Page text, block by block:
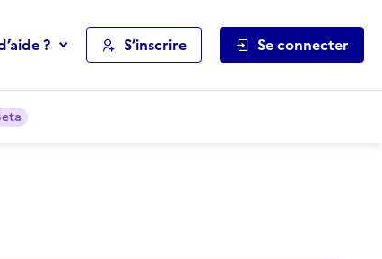
? S’inscrire Se connecter